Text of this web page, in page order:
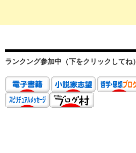
ランクング参加中（下をクリックしてね）